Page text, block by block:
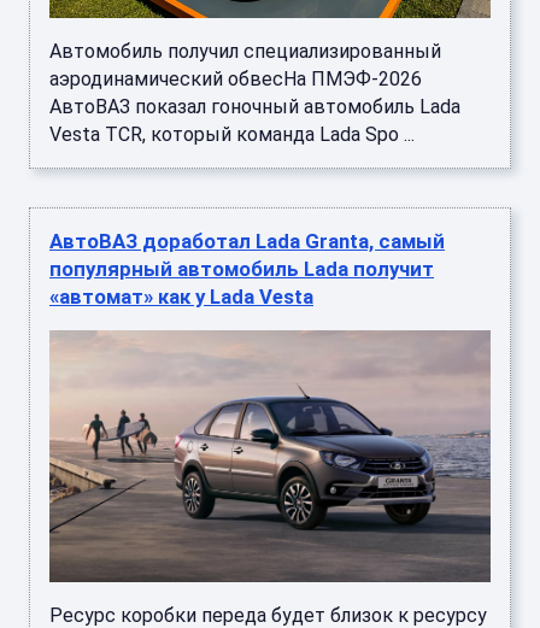
Автомобиль получил специализированный
аэродинамический обвесНа ПМЭФ-2026
АвтоВАЗ показал гоночный автомобиль Lada
Vesta TCR, который команда Lada Spo ...
АвтоВАЗ доработал Lada Granta, самый
популярный автомобиль Lada получит
«автомат» как у Lada Vesta
Ресурс коробки переда будет близок к ресурсу